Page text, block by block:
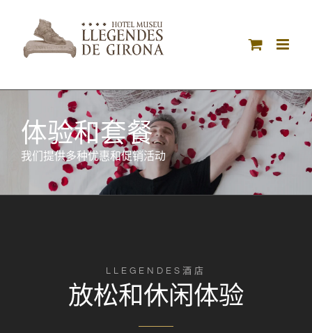
content
体验和套餐
我们提供多种优惠和促销活动
LLEGENDES酒店
放松和休闲体验